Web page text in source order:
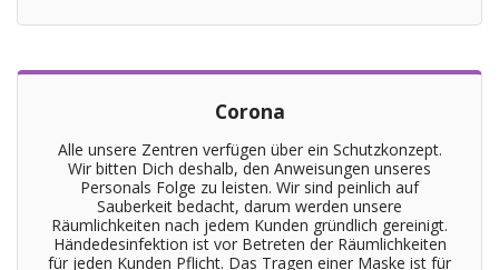
Corona
Alle unsere Zentren verfügen über ein Schutzkonzept.
Wir bitten Dich deshalb, den Anweisungen unseres
Personals Folge zu leisten. Wir sind peinlich auf
Sauberkeit bedacht, darum werden unsere
Räumlichkeiten nach jedem Kunden gründlich gereinigt.
Händedesinfektion ist vor Betreten der Räumlichkeiten
für jeden Kunden Pflicht. Das Tragen einer Maske ist für